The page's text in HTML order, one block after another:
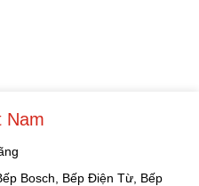
Nam
Bosch, Bếp Điện Từ, Bếp